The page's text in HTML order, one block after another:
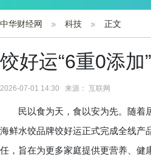
公司 生活 读书
中华财经网 科技 正文
饺好运“6重0添
2026-07-01 14:30 来源： 互联网
民以食为天，食以安为先。随着居
海鲜水饺品牌饺好运正式完成全线产
任，旨在为更多家庭提供更营养、健